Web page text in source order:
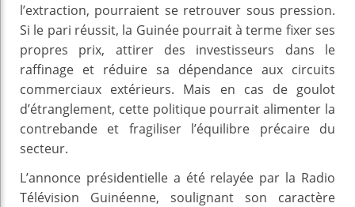
l’extraction, pourraient se retrouver sous pression.
Si le pari réussit, la Guinée pourrait à terme fixer ses
propres prix, attirer des investisseurs dans le
raffinage et réduire sa dépendance aux circuits
commerciaux extérieurs. Mais en cas de goulot
d’étranglement, cette politique pourrait alimenter la
contrebande et fragiliser l’équilibre précaire du
secteur.
L’annonce présidentielle a été relayée par la Radio
Télévision Guinéenne, soulignant son caractère